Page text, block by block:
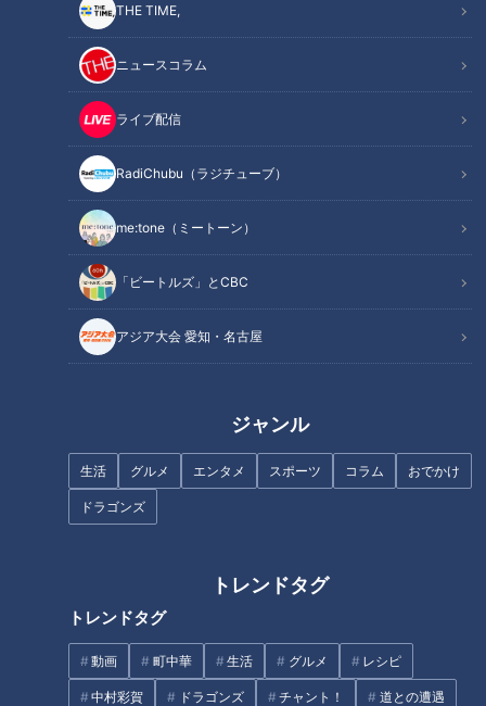
THE TIME,
ニュースコラム
ライブ配信
RadiChubu（ラジチューブ）
me:tone（ミートーン）
「ビートルズ」とCBC
アジア大会 愛知・名古屋
ジャンル
生活 グルメ エンタメ スポーツ コラム おでかけ
ドラゴンズ
トレンドタグ
トレンドタグ
動画 町中華 生活 グルメ レシピ
中村彩賀 ドラゴンズ チャント！ 道との遭遇
記事に戻る
この記事を見たあなたへのおすすめ
のまち・岐阜県多治見市の『多
治見工業高校』陶芸部
十分チェックしたい、詐欺メー